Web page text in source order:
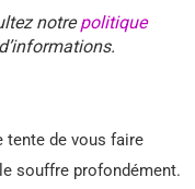
notrepolitique
tente de vous faire
souffre profondément.